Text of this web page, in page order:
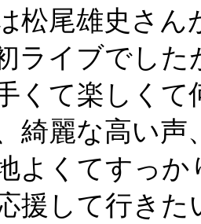
松尾雄史さん
ライブでした
くて楽しく
綺麗な高い
よくてすっ
援して行き